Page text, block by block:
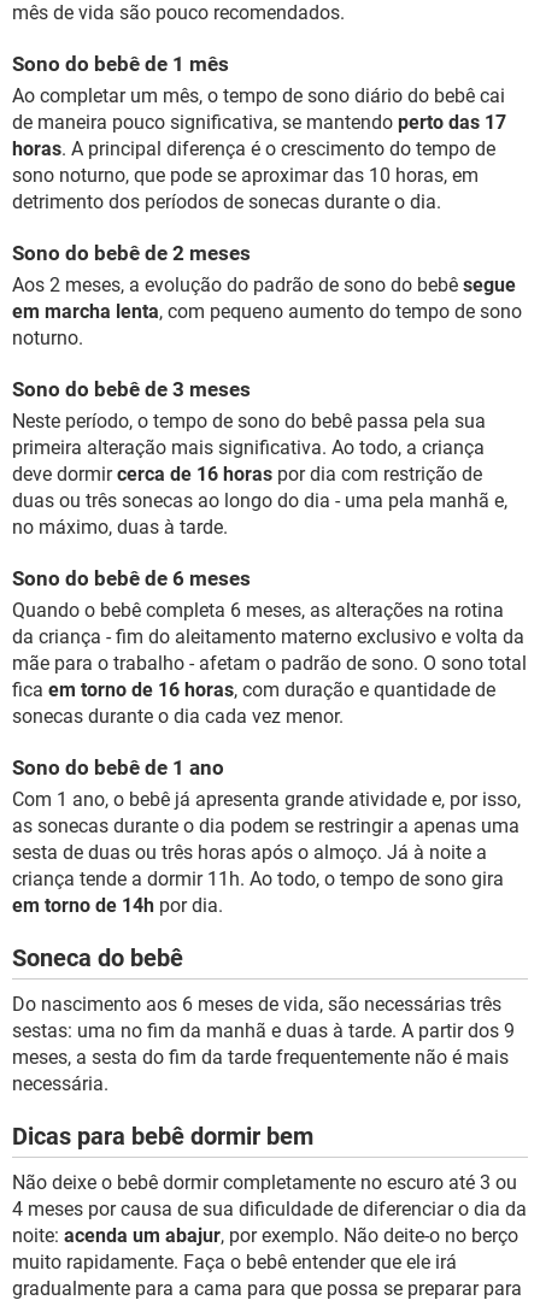
mês de vida são pouco recomendados.
Sono do bebê de 1 mês
Ao completar um mês, o tempo de sono diário do bebê cai
de maneira pouco significativa, se mantendo perto das 17
horas. A principal diferença é o crescimento do tempo de
sono noturno, que pode se aproximar das 10 horas, em
detrimento dos períodos de sonecas durante o dia.
Sono do bebê de 2 meses
Aos 2 meses, a evolução do padrão de sono do bebê segue
em marcha lenta, com pequeno aumento do tempo de sono
noturno.
Sono do bebê de 3 meses
Neste período, o tempo de sono do bebê passa pela sua
primeira alteração mais significativa. Ao todo, a criança
deve dormircerca de 16 horas por dia com restrição de
duas ou três sonecas ao longo do dia - uma pela manhã e,
no máximo, duas à tarde.
Sono do bebê de 6 meses
Quando o bebê completa 6 meses, as alterações na rotina
da criança - fim do aleitamento materno exclusivo e volta da
mãe para o trabalho - afetam o padrão de sono. O sono total
fica em torno de 16 horas, com duração e quantidade de
sonecas durante o dia cada vez menor.
Sono do bebê de 1 ano
Com 1 ano, o bebê já apresenta grande atividade e, por isso,
as sonecas durante o dia podem se restringir a apenas uma
sesta de duas ou três horas após o almoço. Já à noite a
criança tende a dormir 11h. Ao todo, o tempo de sono gira
em torno de 14h por dia.
Soneca do bebê
Do nascimento aos 6 meses de vida, são necessárias três
sestas: uma no fim da manhã e duas à tarde. A partir dos 9
meses, a sesta do fim da tarde frequentemente não é mais
necessária.
Dicas para bebê dormir bem
Não deixe o bebê dormir completamente no escuro até 3 ou
4 meses por causa de sua dificuldade de diferenciar o dia da
noite: acenda um abajur, por exemplo. Não deite-o no berço
muito rapidamente. Faça o bebê entender que ele irá
gradualmente para a cama para que possa se preparar para